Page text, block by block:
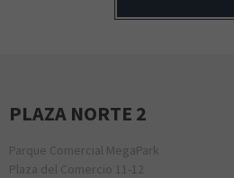
PLAZA NORTE 2
Parque Comercial MegaPark
Plaza del Comercio 11-12